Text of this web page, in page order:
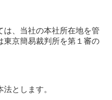
は、当社の本社所在地を管
東京簡易裁判所を第１審の
とします。